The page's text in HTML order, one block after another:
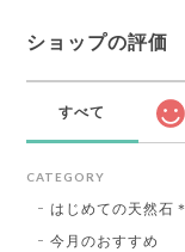
ショップの評価
すべて
CATEGORY
はじめての天然石＊
今月のおすすめ